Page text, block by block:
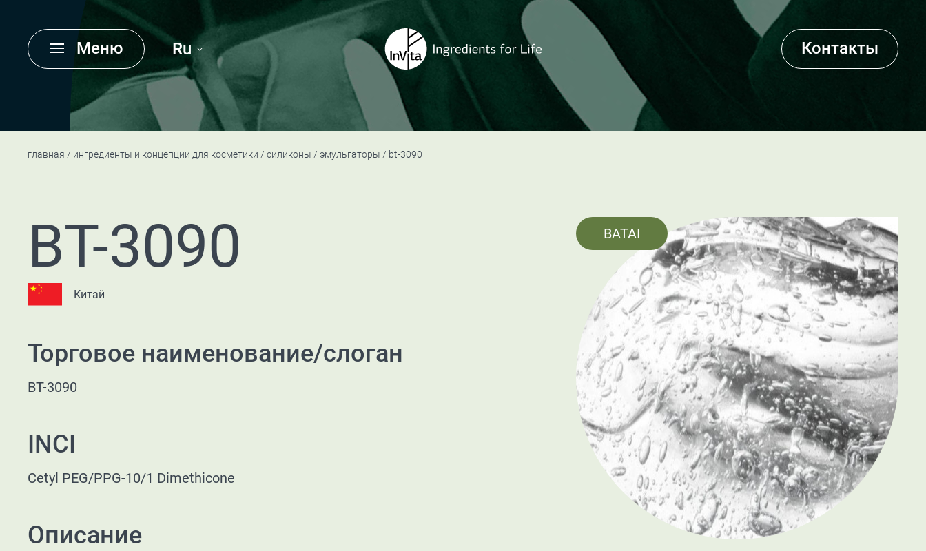
Меню Ru Контакты
главная ингредиенты и концепции для косметики силиконы эмульгаторы bt-3090
BT-3090
Китай
BATAI
Торговое наименование/слоган
BT-3090
INCI
Cetyl PEG/PPG-10/1 Dimethicone
Описание